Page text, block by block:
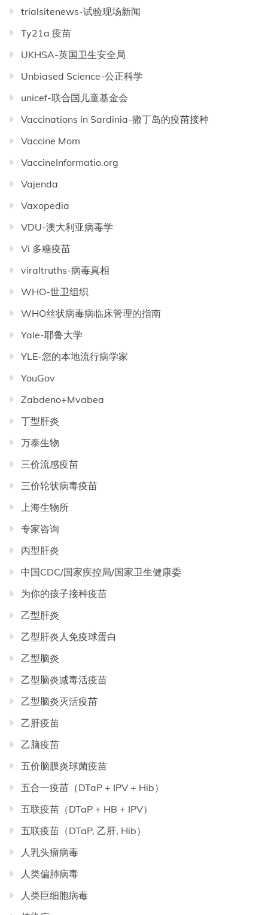
trialsitenews-试验现场新闻
Ty21a 疫苗
UKHSA-英国卫生安全局
Unbiased Science-公正科学
unicef-联合国儿童基金会
Vaccinations in Sardinia-撒丁岛的疫苗接种
Vaccine Mom
VaccineInformatio.org
Vajenda
Vaxopedia
VDU-澳大利亚病毒学
Vi 多糖疫苗
viraltruths-病毒真相
WHO-世卫组织
WHO丝状病毒病临床管理的指南
Yale-耶鲁大学
YLE-您的本地流行病学家
YouGov
Zabdeno+Mvabea
丁型肝炎
万泰生物
三价流感疫苗
三价轮状病毒疫苗
上海生物所
专家咨询
丙型肝炎
中国CDC/国家疾控局/国家卫生健康委
为你的孩子接种疫苗
乙型肝炎
乙型肝炎人免疫球蛋白
乙型脑炎
乙型脑炎减毒活疫苗
乙型脑炎灭活疫苗
乙肝疫苗
乙脑疫苗
五价脑膜炎球菌疫苗
五合一疫苗（DTaP + IPV + Hib）
五联疫苗（DTaP + HB + IPV）
五联疫苗（DTaP, 乙肝, Hib）
人乳头瘤病毒
人类偏肺病毒
人类巨细胞病毒